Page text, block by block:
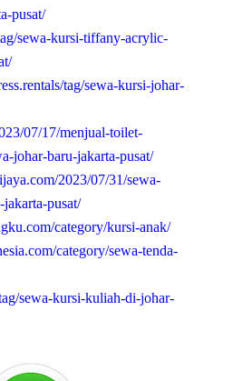
pusat/
sewa-kursi-tiffany-acrylic-
tag/sewa-kursi-johar-
07/17/menjual-toilet-
johar-baru-jakarta-pusat/
2023/07/31/sewa-
pusat/
category/kursi-anak/
category/sewa-tenda-
sewa-kursi-kuliah-di-johar-